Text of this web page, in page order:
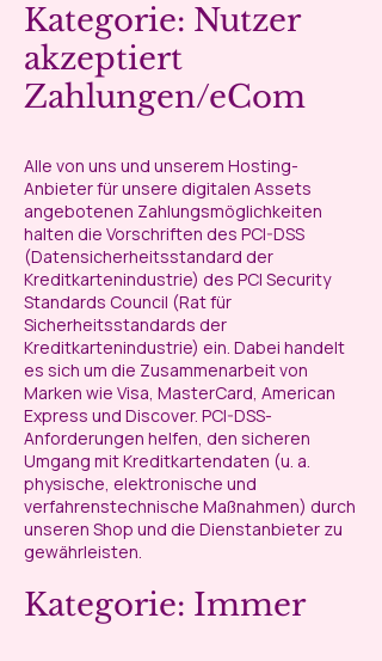
Kategorie: Nutzer
akzeptiert
Zahlungen/eCom
Alle von uns und unserem Hosting-
Anbieter für unsere digitalen Assets
angebotenen Zahlungsmöglichkeiten
halten die Vorschriften des PCI-DSS
(Datensicherheitsstandard der
Kreditkartenindustrie) des PCI Security
Standards Council (Rat für
Sicherheitsstandards der
Kreditkartenindustrie) ein. Dabei handelt
es sich um die Zusammenarbeit von
Marken wie Visa, MasterCard, American
Express und Discover. PCI-DSS-
Anforderungen helfen, den sicheren
Umgang mit Kreditkartendaten (u. a.
physische, elektronische und
verfahrenstechnische Maßnahmen) durch
unseren Shop und die Dienstanbieter zu
gewährleisten.
Kategorie: Immer